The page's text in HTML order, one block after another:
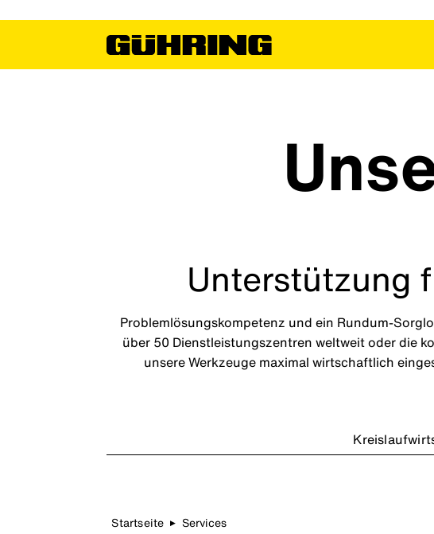
Unterstützung
Problemlösungskompetenz und ein Rundum-
über 50 Dienstleistungszentren weltweit oder die
unsere Werkzeuge maximal wirtschaftlich
Startseite ▶ Services